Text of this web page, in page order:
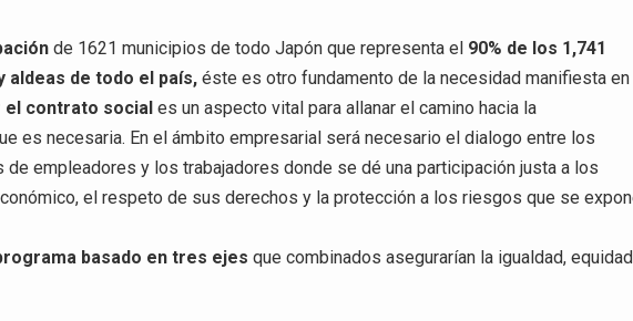
de 1621 municipios de todo Japón que representa el 90% de los 1,741
aldeas de todo el país, éste es otro fundamento de la necesidad manifiesta
el contrato social es un aspecto vital para allanar el camino hacia la
es necesaria. En el ámbito empresarial será necesario el dialogo entre los
empleadores y los trabajadores donde se dé una participación justa a los
el respeto de sus derechos y la protección a los riesgos que se
basado en tres ejesque combinados asegurarían la igualdad,